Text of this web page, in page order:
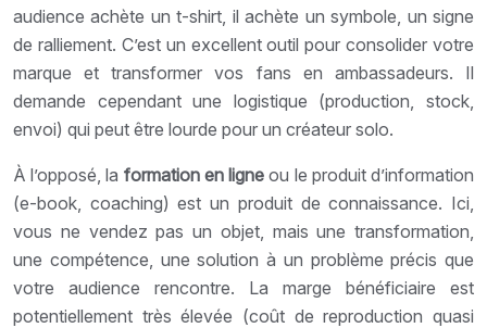
audience achète un t-shirt, il achète un symbole, un signe
de ralliement. C’est un excellent outil pour consolider votre
marque et transformer vos fans en ambassadeurs. Il
demande cependant une logistique (production, stock,
envoi) qui peut être lourde pour un créateur solo.
À l’opposé, la formation en ligne ou le produit d’information
(e-book, coaching) est un produit de connaissance. Ici,
vous ne vendez pas un objet, mais une transformation,
une compétence, une solution à un problème précis que
votre audience rencontre. La marge bénéficiaire est
potentiellement très élevée (coût de reproduction quasi